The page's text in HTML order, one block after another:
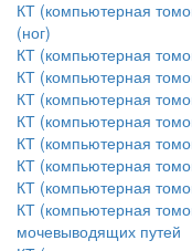
КТ (компьютерная
(ног)
КТ (компьютерная
КТ (компьютерная
КТ (компьютерная
КТ (компьютерная
КТ (компьютерная
КТ (компьютерная
КТ (компьютерная
КТ (компьютерная
мочевыводящих путей